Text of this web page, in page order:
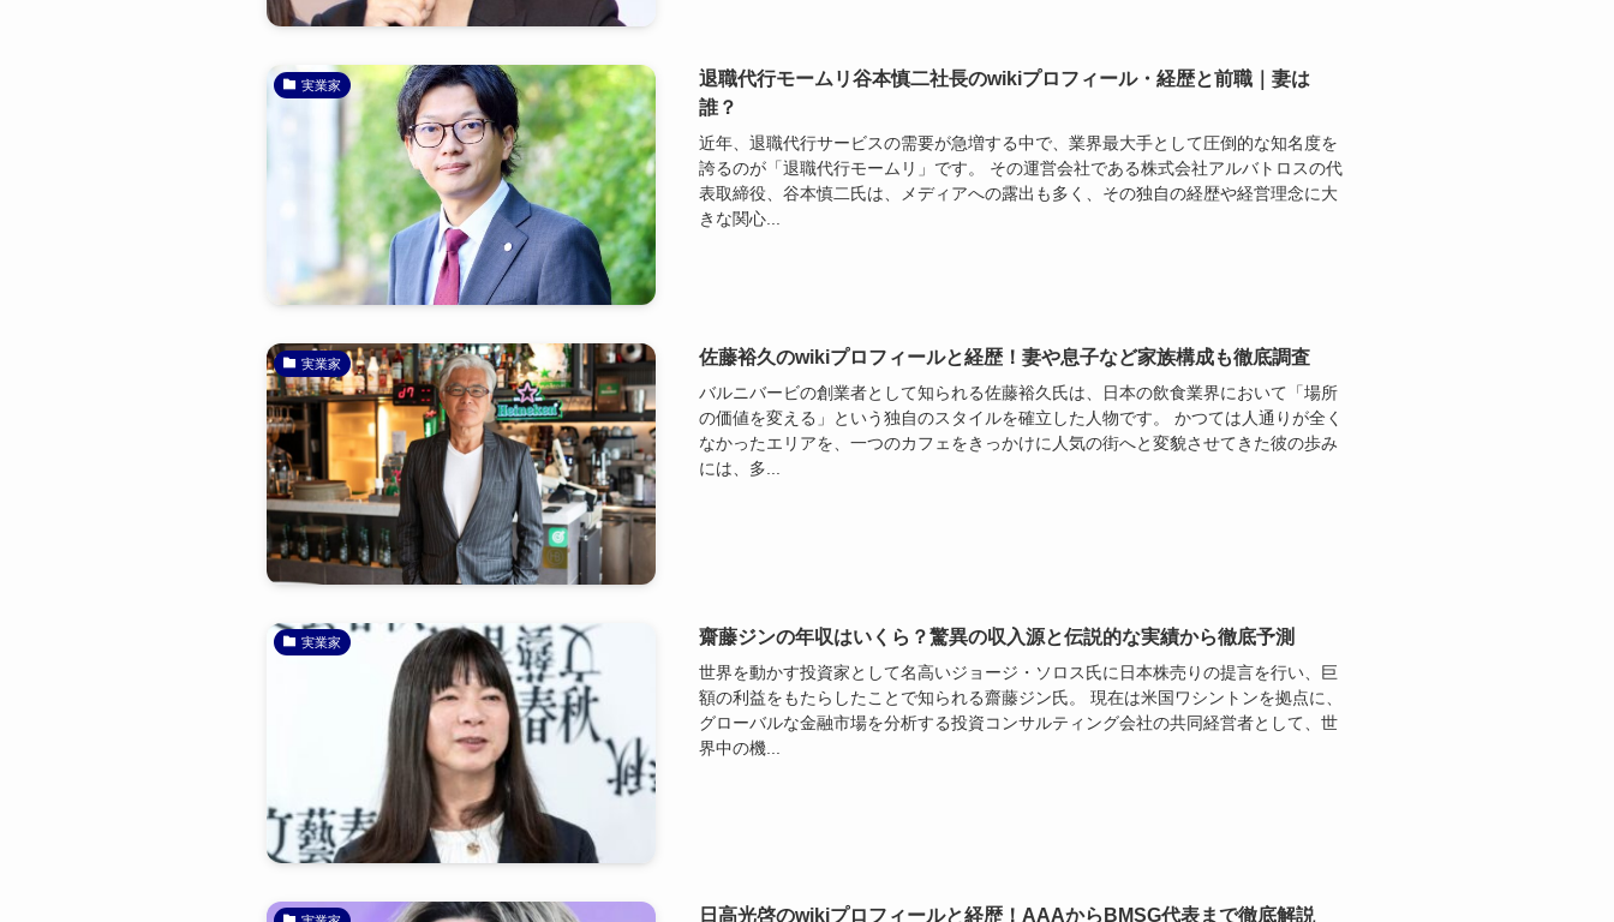
実業家
退職代行モームリ谷本慎二社長のwikiプロフィール・経歴と前職｜妻は
誰？
近年、退職代行サービスの需要が急増する中で、業界最大手として圧倒的な知名度を
誇るのが「退職代行モームリ」です。 その運営会社である株式会社アルバトロスの代
表取締役、谷本慎二氏は、メディアへの露出も多く、その独自の経歴や経営理念に大
きな関心...
実業家 佐藤裕久のwikiプロフィールと経歴！妻や息子など家族構成も徹底調査
バルニバービの創業者として知られる佐藤裕久氏は、日本の飲食業界において「場所
の価値を変える」という独自のスタイルを確立した人物です。 かつては人通りが全く
なかったエリアを、一つのカフェをきっかけに人気の街へと変貌させてきた彼の歩み
には、多...
実業家 齋藤ジンの年収はいくら？驚異の収入源と伝説的な実績から徹底予測
世界を動かす投資家として名高いジョージ・ソロス氏に日本株売りの提言を行い、巨
額の利益をもたらしたことで知られる齋藤ジン氏。 現在は米国ワシントンを拠点に、
グローバルな金融市場を分析する投資コンサルティング会社の共同経営者として、世
界中の機...
日高光啓のwikiプロフィールと経歴！AAAからBMSG代表まで徹底解説